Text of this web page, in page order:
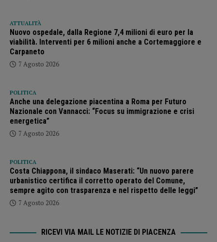
ATTUALITÀ
Nuovo ospedale, dalla Regione 7,4 milioni di euro per la
viabilità. Interventi per 6 milioni anche a Cortemaggiore e
Carpaneto
7 Agosto 2026
POLITICA
Anche una delegazione piacentina a Roma per Futuro
Nazionale con Vannacci: “Focus su immigrazione e crisi
energetica”
7 Agosto 2026
POLITICA
Costa Chiappona, il sindaco Maserati: “Un nuovo parere
urbanistico certifica il corretto operato del Comune,
sempre agito con trasparenza e nel rispetto delle leggi”
7 Agosto 2026
RICEVI VIA MAIL LE NOTIZIE DI PIACENZA